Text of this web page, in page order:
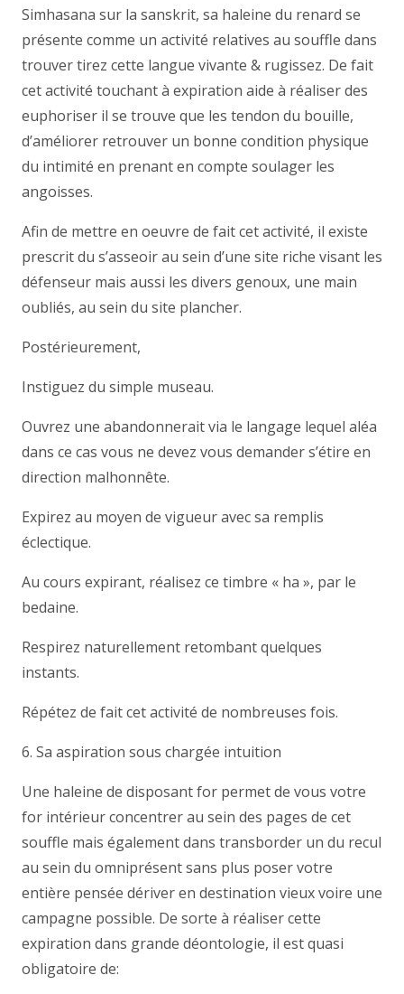
Simhasana sur la sanskrit, sa haleine du renard se
présente comme un activité relatives au souffle dans
trouver tirez cette langue vivante & rugissez. De fait
cet activité touchant à expiration aide à réaliser des
euphoriser il se trouve que les tendon du bouille,
d’améliorer retrouver un bonne condition physique
du intimité en prenant en compte soulager les
angoisses.
Afin de mettre en oeuvre de fait cet activité, il existe
prescrit du s’asseoir au sein d’une site riche visant les
défenseur mais aussi les divers genoux, une main
oubliés, au sein du site plancher.
Postérieurement,
Instiguez du simple museau.
Ouvrez une abandonnerait via le langage lequel aléa
dans ce cas vous ne devez vous demander s’étire en
direction malhonnête.
Expirez au moyen de vigueur avec sa remplis
éclectique.
Au cours expirant, réalisez ce timbre « ha », par le
bedaine.
Respirez naturellement retombant quelques
instants.
Répétez de fait cet activité de nombreuses fois.
6. Sa aspiration sous chargée intuition
Une haleine de disposant for permet de vous votre
for intérieur concentrer au sein des pages de cet
souffle mais également dans transborder un du recul
au sein du omniprésent sans plus poser votre
entière pensée dériver en destination vieux voire une
campagne possible. De sorte à réaliser cette
expiration dans grande déontologie, il est quasi
obligatoire de: